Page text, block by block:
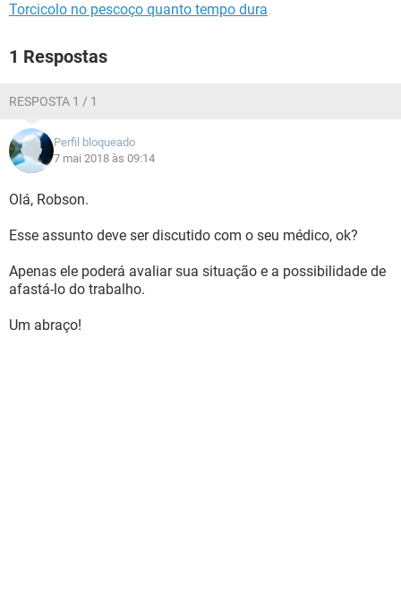
Torcicolo no pescoço quanto tempo dura
1 Respostas
RESPOSTA 1 / 1
Perfil bloqueado
7 mai 2018 às 09:14
Olá, Robson.
Esse assunto deve ser discutido com o seu médico, ok?
Apenas ele poderá avaliar sua situação e a possibilidade de
afastá-lo do trabalho.
Um abraço!